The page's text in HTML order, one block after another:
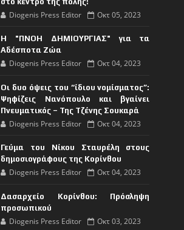
Diogenis Press Editor Οκτ 05, 2023
Η "ΠΝΟΗ ΔΗΜΙΟΥΡΓΙΑΣ" για τα
Αδέσποτα Ζώα
Diogenis Press Editor Οκτ 04, 2023
Οι δυο όψεις του “ίδιου νομίσματος”:
Ψηφίζεις Νανόπουλο και βγαίνει
Πνευματικός – Της Τζένης Σουκαρά
Diogenis Press Editor Οκτ 04, 2023
Γεύμα του Νίκου Σταυρέλη στους
δημοσιογράφους της Κορίνθου
Diogenis Press Editor Οκτ 04, 2023
Δασαρχείο Κορίνθου: Πρόσληψη
προσωπικού
Diogenis Press Editor Οκτ 03, 2023